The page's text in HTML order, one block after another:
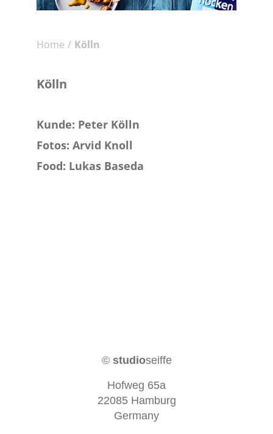
Home / Kölln
Kölln
Kunde: Peter Kölln
Fotos: Arvid Knoll
Food: Lukas Baseda
© studioseiffe
Hofweg 65a
22085 Hamburg
Germany